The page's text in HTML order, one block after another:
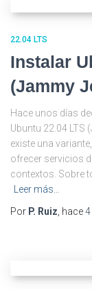
22.04 LTS
Instalar
(Jammy
Hace unos días
Ubuntu 22.04 LTS
existe una
ofrecer servicios
contextos. Sobre
Leer más…
Por P. Ruiz , hace